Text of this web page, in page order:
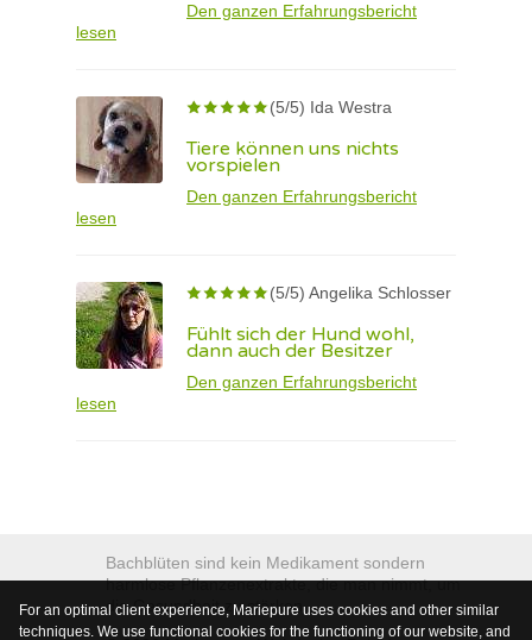
Den ganzen Erfahrungsbericht
lesen
(5/5) Ida Westra
Tiere können uns nichts
vorspielen
Den ganzen Erfahrungsbericht
lesen
(5/5) Angelika Schlosser
Fühlt sich der Hund wohl,
dann auch der Besitzer
Den ganzen Erfahrungsbericht
lesen
Bachblüten sind kein Medikament sondern
harmlose Pflanzenextrakte, die man nimmt, um
die Gesundheit zu stärken.
For an optimal client experience, Mariepure uses cookies and other similar
techniques. We use functional cookies for the functioning of our website, and